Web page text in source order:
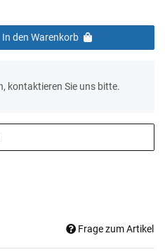
In den Warenkorb
kontaktieren Sie uns bitte.
Frage zum Artikel